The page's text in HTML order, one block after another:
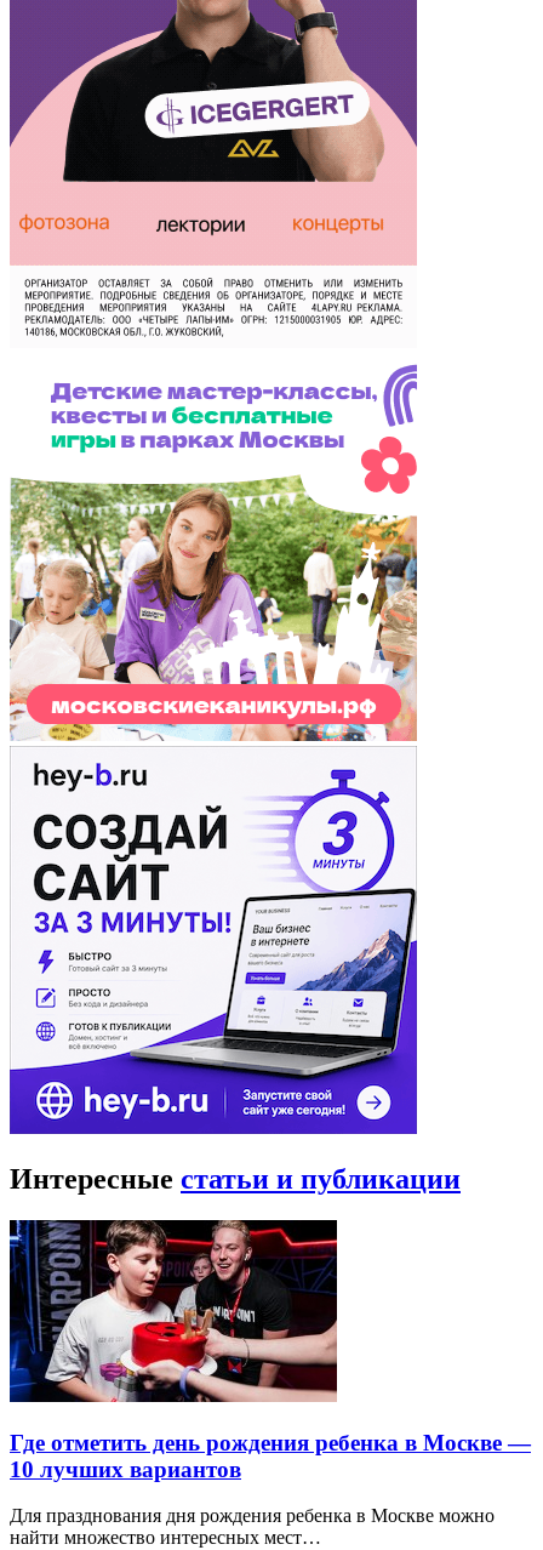
Интересные статьи и публикации
Где отметить день рождения ребенка в Москве —
10 лучших вариантов
Для празднования дня рождения ребенка в Москве можно
найти множество интересных мест…